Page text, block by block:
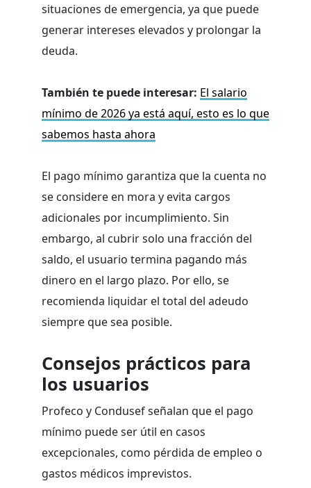
situaciones de emergencia, ya que puede
generar intereses elevados y prolongar la
deuda.
También te puede interesar: El salario
mínimo de 2026 ya está aquí, esto es lo que
sabemos hasta ahora
El pago mínimo garantiza que la cuenta no
se considere en mora y evita cargos
adicionales por incumplimiento. Sin
embargo, al cubrir solo una fracción del
saldo, el usuario termina pagando más
dinero en el largo plazo. Por ello, se
recomienda liquidar el total del adeudo
siempre que sea posible.
Consejos prácticos para
los usuarios
Profeco y Condusef señalan que el pago
mínimo puede ser útil en casos
excepcionales, como pérdida de empleo o
gastos médicos imprevistos.